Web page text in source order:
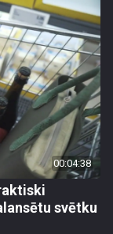
00:04:38
svētku